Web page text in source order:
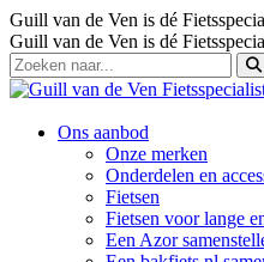
Guill van de Ven is dé
Guill van de Ven is dé
Ons aanbod
Onze merken
Onderdelen en
Fietsen
Fietsen voor lange
Een Azor